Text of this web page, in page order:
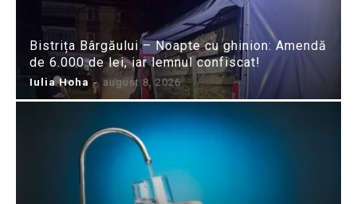
Bistrița Bârgăului – Noapte cu ghinion: Amendă
de 6.000 de lei, iar lemnul confiscat!
Iulia Hoha - august 8, 2026